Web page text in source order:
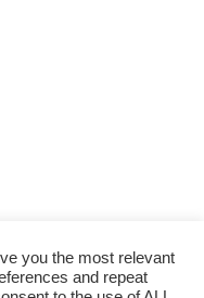
you the most relevant
and repeat